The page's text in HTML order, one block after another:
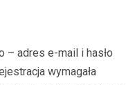
– adres e-mail i hasło
wymagała